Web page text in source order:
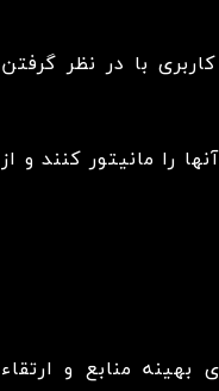
با در نظر گرفتن
را مانیتور کنند و از
منابع و ارتقاء